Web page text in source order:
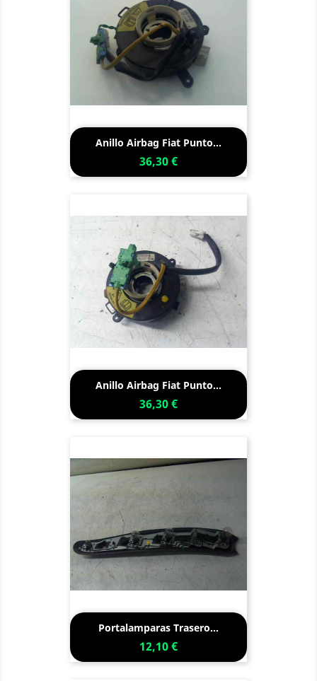
Anillo Airbag Fiat Punto...
36,30 €
Anillo Airbag Fiat Punto...
36,30 €
Portalamparas Trasero...
12,10 €